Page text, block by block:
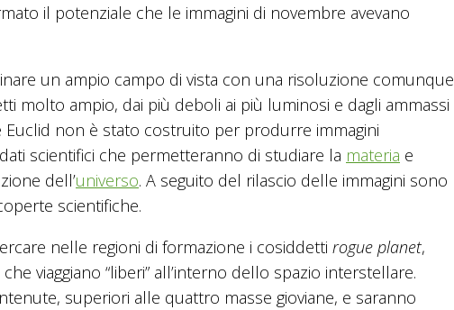
il potenziale che le immagini di novembre avevano
un ampio campo di vista con una risoluzione comunque
molto ampio, dai più deboli ai più luminosi e dagli ammassi
Euclid non è stato costruito per produrre immagini
scientifici che permetteranno di studiare la materia e
dell’universo. A seguito del rilascio delle immagini sono
scientifiche.
nelle regioni di formazione i cosiddetti rogue planet,
viaggiano “liberi” all’interno dello spazio interstellare.
superiori alle quattro masse gioviane, e saranno